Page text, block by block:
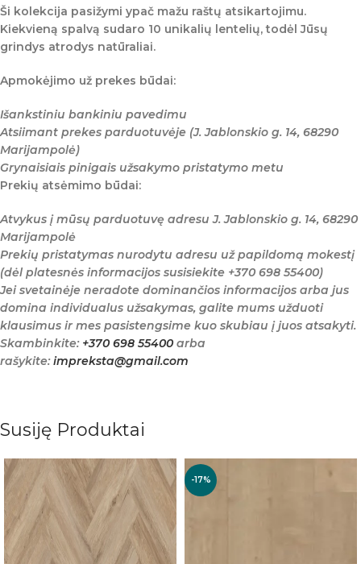
Ši kolekcija pasižymi ypač mažu raštų atsikartojimu.
Kiekvieną spalvą sudaro 10 unikalių lentelių, todėl Jūsų
grindys atrodys natūraliai.
Apmokėjimo už prekes būdai:
Išankstiniu bankiniu pavedimu
Atsiimant prekes parduotuvėje (J. Jablonskio g. 14, 68290
Marijampolė)
Grynaisiais pinigais užsakymo pristatymo metu
Prekių atsėmimo būdai:
Atvykus į mūsų parduotuvę adresu J. Jablonskio g. 14, 68290
Marijampolė
Prekių pristatymas nurodytu adresu už papildomą mokestį
(dėl platesnės informacijos susisiekite +370 698 55400)
Jei svetainėje neradote dominančios informacijos arba jus
domina individualus užsakymas, galite mums užduoti
klausimus ir mes pasistengsime kuo skubiau į juos atsakyti.
Skambinkite: +370 698 55400arba
rašykite:impreksta@gmail.com
Susiję Produktai
-17%